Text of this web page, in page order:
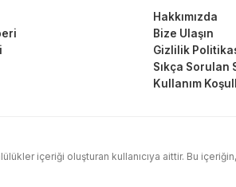
Hakkımızda
Bize Ulaşın
Gizlilik
Sıkça Sorulan
Kullanım
içeriği oluşturan kullanıcıya aittir. Bu